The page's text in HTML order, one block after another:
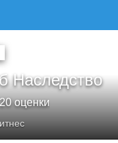
Наследство
оценки